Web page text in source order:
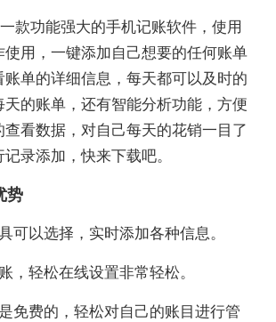
款功能强大的手机记账软件，使用
使用，一键添加自己想要的任何账单
单的详细信息，每天都可以及时的
的账单，还有智能分析功能，方便
查看数据，对自己每天的花销一目了
录添加，快来下载吧。
势
可以选择，实时添加各种信息。
，轻松在线设置非常轻松。
免费的，轻松对自己的账目进行管